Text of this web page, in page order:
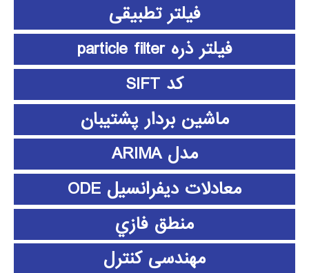
فیلتر تطبیقی
فیلتر ذره particle filter
کد SIFT
ماشین بردار پشتیبان
مدل ARIMA
معادلات دیفرانسیل ODE
منطق فازي
مهندسی کنترل